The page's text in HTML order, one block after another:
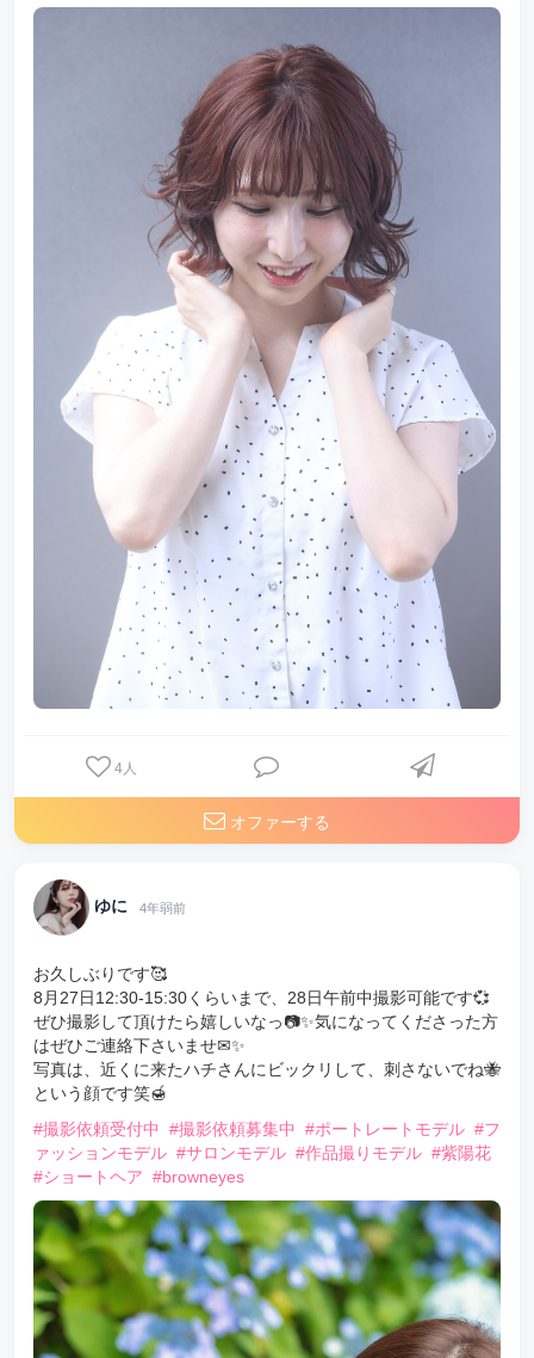
4人
オファーする
ゆに 4年弱前
お久しぶりです🥰
8月27日12:30-15:30くらいまで、28日午前中撮影可能です💞
ぜひ撮影して頂けたら嬉しいなっ📷✨気になってくださった方
はぜひご連絡下さいませ✉✨
写真は、近くに来たハチさんにビックリして、刺さないでね🐝
という顔です笑🍯
#撮影依頼受付中
#撮影依頼募集中 #ポートレートモデル #フ
ァッションモデル #サロンモデル #作品撮りモデル #紫陽花
#ショートヘア #browneyes